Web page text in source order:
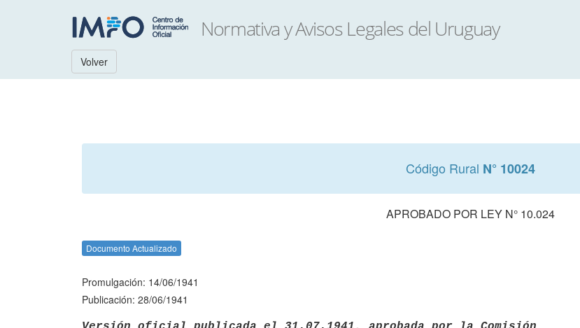
Volver
Código Rural N° 10024
APROBADO POR LEY N° 10.024
Documento Actualizado
Promulgación: 14/06/1941
Publicación: 28/06/1941